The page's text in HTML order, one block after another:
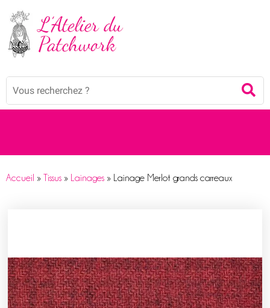
Mots
Accueil » Tissus » Lainages » Lainage Merlot grands carreaux
Panneau de gestion des cookies